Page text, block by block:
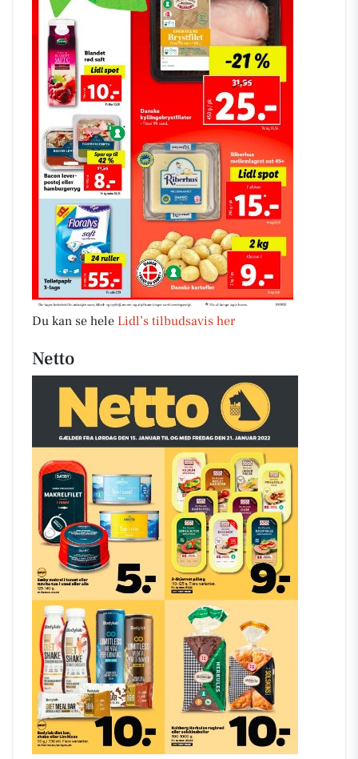
Du kan se hele Lidl’s tilbudsavis her
Netto